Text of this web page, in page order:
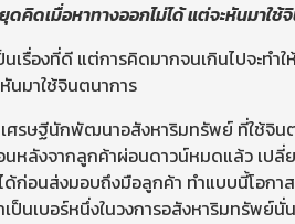
ดคิดเมื่อหาทางออกไม่ได้ แต่จะหันมาใช้
เรื่องที่ดี แต่การคิดมากจนเกินไปจะทำ
นมาใช้จินตนาการ
ศรษฐีนักพัฒนาอสังหาริมทรัพย์ ที่ใช้จินต
นหลังจากลูกค้าผ่อนดาวน์หมดแล้ว เป
ก่อนส่งมอบถึงมือลูกค้า ทำแบบนี้โอกา
ป็นเบอร์หนึ่งในวงการอสังหาริมทรัพย์